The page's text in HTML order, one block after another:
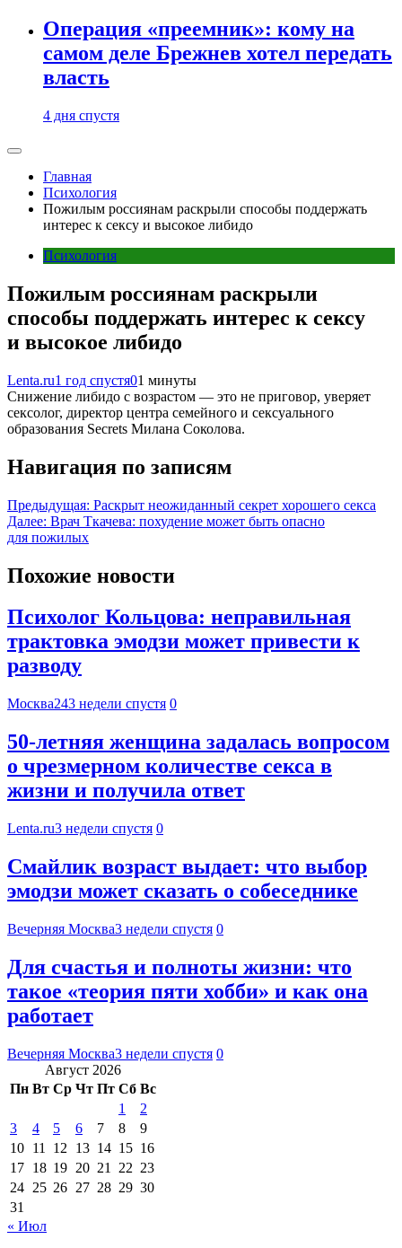
Операция «преемник»: кому на
самом деле Брежнев хотел передать
власть
4 дня спустя
Главная
Психология
Пожилым россиянам раскрыли способы поддержать
интерес к сексу и высокое либидо
Психология
Пожилым россиянам раскрыли
способы поддержать интерес к сексу
и высокое либидо
Lenta.ru1 год спустя01 минуты
Снижение либидо с возрастом — это не приговор, уверяет
сексолог, директор центра семейного и сексуального
образования Secrets Милана Соколова.
Навигация по записям
Предыдущая: Раскрыт неожиданный секрет хорошего секса
Далее: Врач Ткачева: похудение может быть опасно
для пожилых
Похожие новости
Психолог Кольцова: неправильная
трактовка эмодзи может привести к
разводу
Москва243 недели спустя 0
50-летняя женщина задалась вопросом
о чрезмерном количестве секса в
жизни и получила ответ
Lenta.ru3 недели спустя 0
Смайлик возраст выдает: что выбор
эмодзи может сказать о собеседнике
Вечерняя Москва3 недели спустя 0
Для счастья и полноты жизни: что
такое «теория пяти хобби» и как она
работает
Вечерняя Москва3 недели спустя 0
Август 2026
Пн Вт Ср Чт Пт Сб Вс
1
2
3
4 5 6 7 8
9
10 11 12 13 14 15 16
17 18 19 20 21 22 23
24 25 26 27 28 29 30
31
« Июл